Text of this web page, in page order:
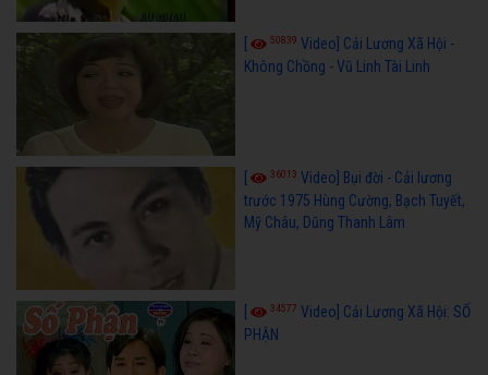
50839 Video] Cải Lương Xã Hội -
Không Chồng - Vũ Linh Tài Linh
36013 Video] Bụi đời - Cải lương
trước 1975 Hùng Cường, Bạch Tuyết,
Mỹ Châu, Dũng Thanh Lâm
34577 Video] Cải Lương Xã Hội: SỐ
PHẬN